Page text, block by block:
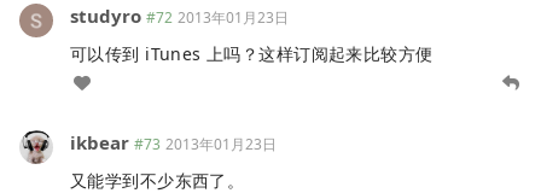
studyro #72 2013年01月23日
可以传到 iTunes 上吗？这样订阅起来比较方便
ikbear #73 2013年01月23日
又能学到不少东西了。